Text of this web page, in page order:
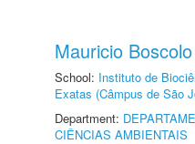
Mauricio Boscolo
School: Instituto de
Exatas (Câmpus de São
Department:
CIÊNCIAS AMBIENTAIS